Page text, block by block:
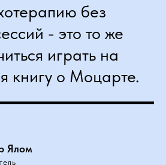
без
- это то же
играть на
книгу о Моцарте.
Ялом